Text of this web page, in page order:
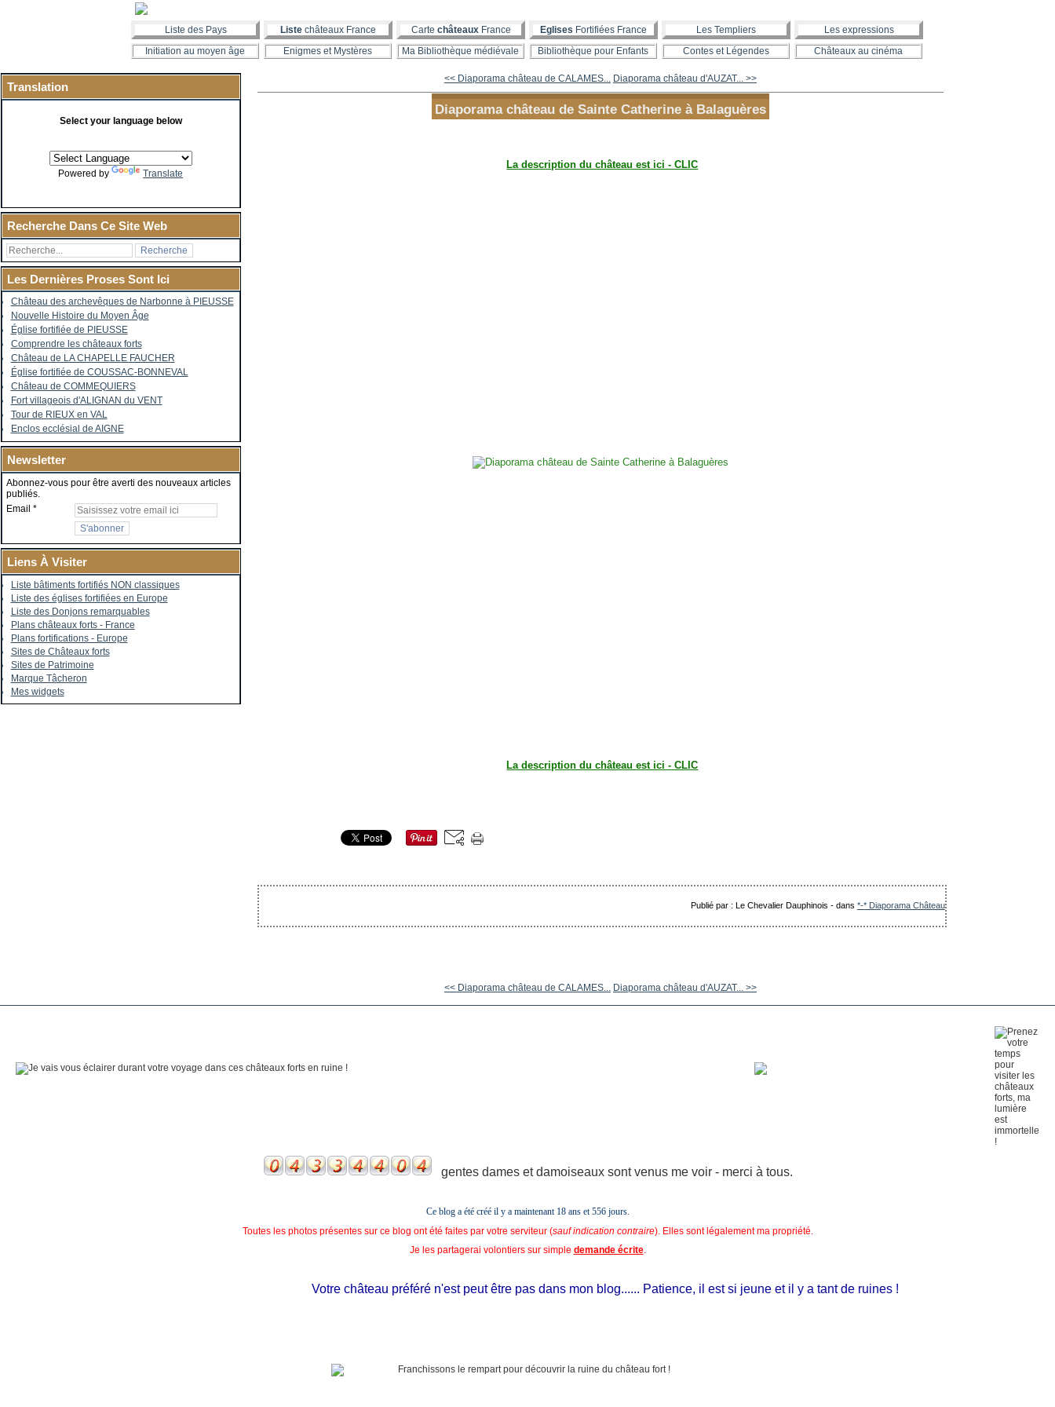
Liste des Pays Liste châteaux France Carte châteauxFrance Eglises Fortifiées France Les Templiers
Les expressions
Initiation au moyen âge
Enigmes et Mystères Ma Bibliothèque médiévale Bibliothèque pour Enfants Contes et Légendes Châteaux au cinéma
Translation
Select your language below
Powered by Translate
Recherche Dans Ce Site Web
Les Dernières Proses Sont Ici
Château des archevêques de Narbonne à PIEUSSE
Nouvelle Histoire du Moyen Âge
Église fortifiée de PIEUSSE
Comprendre les châteaux forts
Château de LA CHAPELLE FAUCHER
Église fortifiée de COUSSAC-BONNEVAL
Château de COMMEQUIERS
Fort villageois d'ALIGNAN du VENT
Tour de RIEUX en VAL
Enclos ecclésial de AIGNE
Newsletter
Abonnez-vous pour être averti des nouveaux articles
publiés.
Email
Liens À Visiter
Liste bâtiments fortifiés NON classiques
Liste des églises fortifiées en Europe
Liste des Donjons remarquables
Plans châteaux forts - France
Plans fortifications - Europe
Sites de Châteaux forts
Sites de Patrimoine
Marque Tâcheron
Mes widgets
<< Diaporama château de CALAMES... Diaporama château d'AUZAT... >>
Diaporama château de Sainte Catherine à Balaguères
La description du château est ici - CLIC
La description du château est ici - CLIC
Publié par : Le Chevalier Dauphinois -dans *-* Diaporama Château
<< Diaporama château de CALAMES... Diaporama château d'AUZAT... >>
gentes dames et damoiseaux sont venus me voir - merci à tous.
Ce blog a été créé il y a maintenant 18 ans et556 jours.
Toutes les photos présentes sur ce blog ont été faites par votre serviteur (sauf indication contraire). Elles sont légalement ma propriété.
Je les partagerai volontiers sur simple demande écrite.
Votre château préféré n'est peut être pas dans mon blog...... Patience, il est si jeune et il y a tant de ruines !